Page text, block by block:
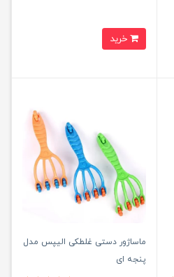
ماساژور دستی غلطکی الیپس مدل
پنجه ای